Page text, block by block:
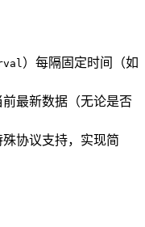
）每隔固定时间（如
最新数据（无论是否
协议支持，实现简